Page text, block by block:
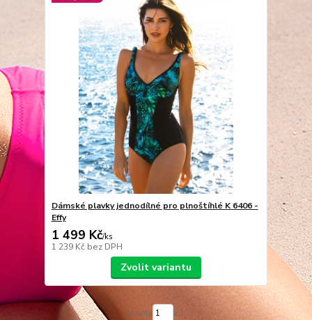
Dámské plavky jednodílné pro plnoštíhlé K 6406 -
Effy
1 499 Kč/ks
1 239 Kč bez DPH
Zvolit variantu
strana z 1